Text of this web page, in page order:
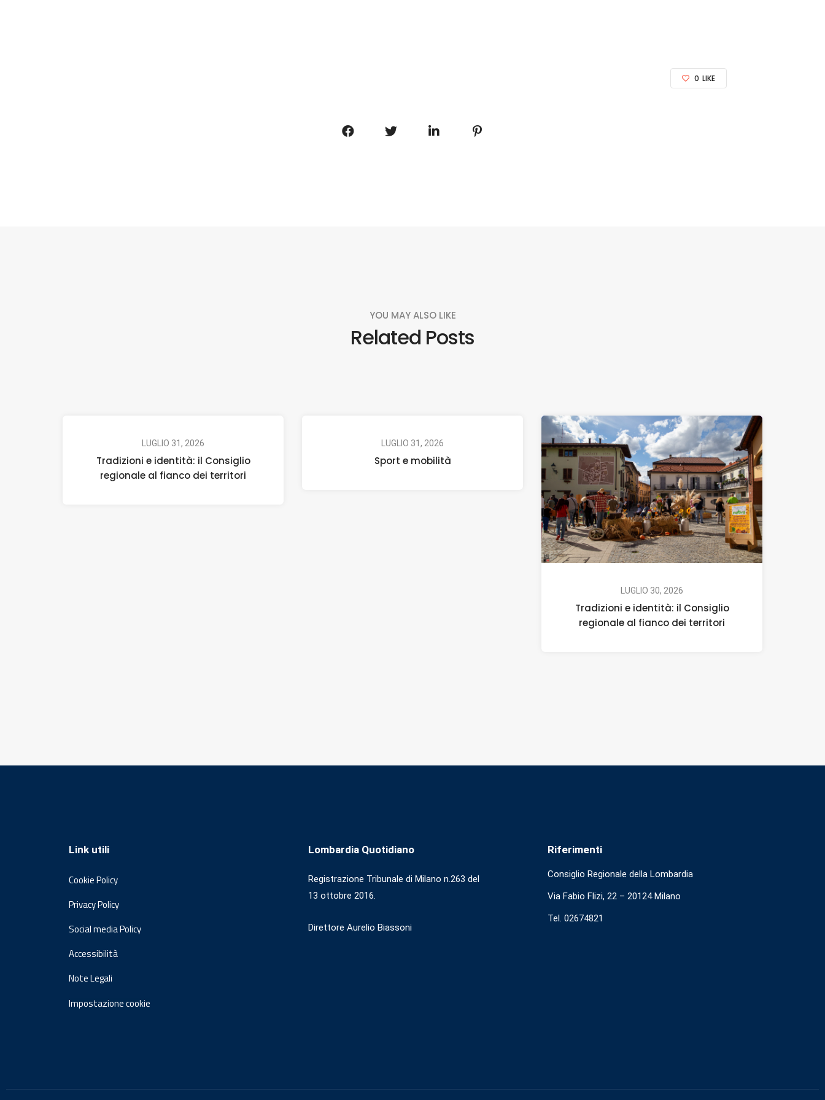
0 LIKE
YOU MAY ALSO LIKE
Related Posts
LUGLIO 31, 2026
Tradizioni e identità: il Consiglio
regionale al fianco dei territori
LUGLIO 31, 2026
Sport e mobilità
LUGLIO 30, 2026
Tradizioni e identità: il Consiglio
regionale al fianco dei territori
Link utili
Cookie Policy
Privacy Policy
Social media Policy
Accessibilità
Note Legali
Impostazione cookie
Lombardia Quotidiano
Registrazione Tribunale di Milano n.263 del
13 ottobre 2016.
Direttore Aurelio Biassoni
Riferimenti
Consiglio Regionale della Lombardia
Via Fabio Flizi, 22 – 20124 Milano
Tel. 02674821